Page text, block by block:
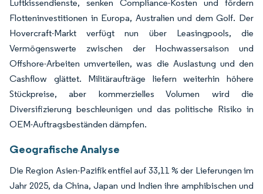
Luftkissendienste, senken Compliance-Kosten und fördern
Flotteninvestitionen in Europa, Australien und dem Golf. Der
Hovercraft-Markt verfügt nun über Leasingpools, die
Vermögenswerte zwischen der Hochwassersaison und
Offshore-Arbeiten umverteilen, was die Auslastung und den
Cashflow glättet. Militäraufträge liefern weiterhin höhere
Stückpreise, aber kommerzielles Volumen wird die
Diversifizierung beschleunigen und das politische Risiko in
OEM-Auftragsbeständen dämpfen.
Geografische Analyse
Die Region Asien-Pazifik entfiel auf 33,11 % der Lieferungen im
Jahr 2025, da China, Japan und Indien ihre amphibischen und